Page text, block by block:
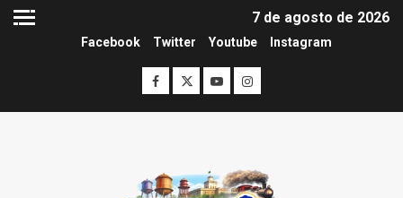
7 de agosto de 2026
Facebook Twitter Youtube Instagram